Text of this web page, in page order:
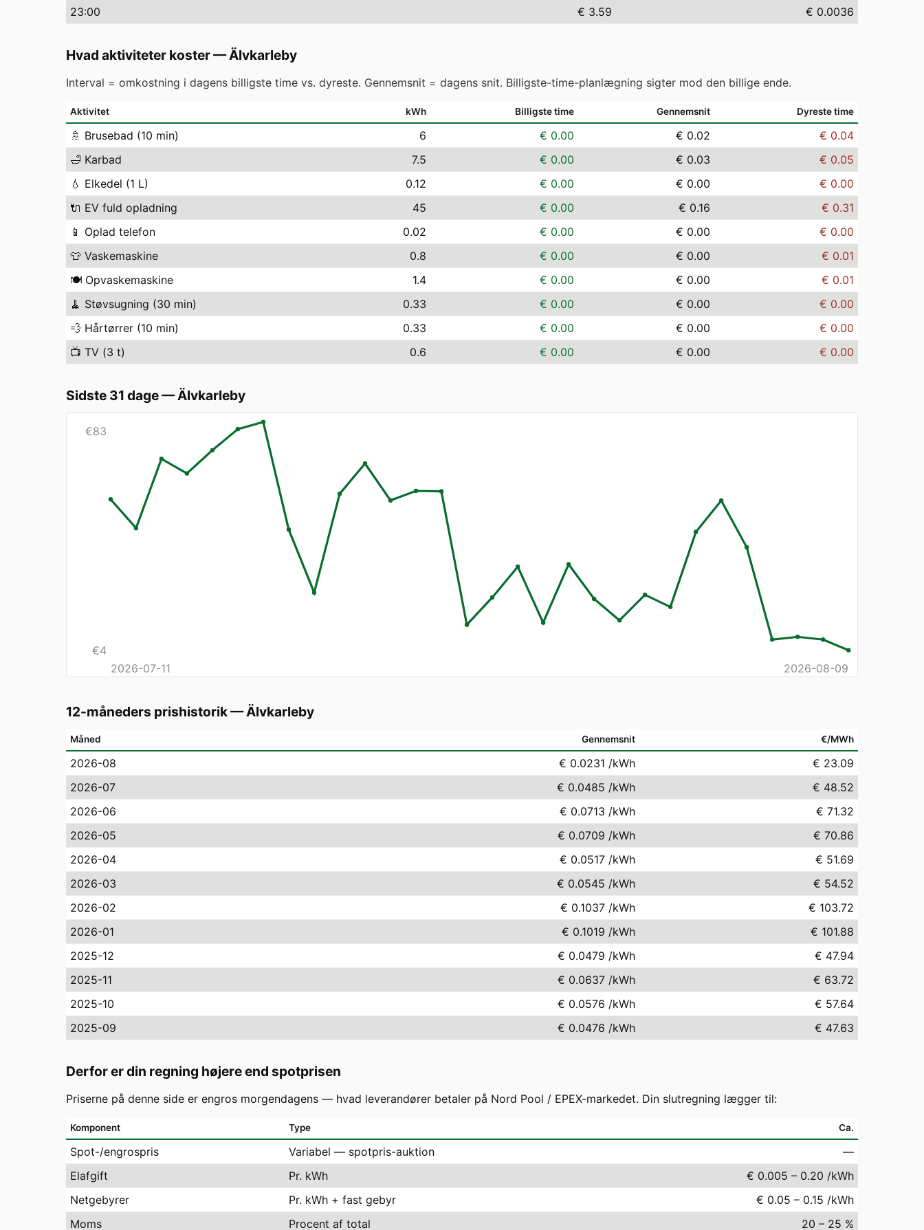
23:00 € 3.59 € 0.0036
Hvad aktiviteter koster—Älvkarleby
Interval = omkostning i dagens billigste time vs. dyreste. Gennemsnit = dagens snit. Billigste-time-planlægning sigter mod den billige ende.
Aktivitet kWh Billigste time Gennemsnit Dyreste time
🚿 Brusebad (10 min) 6 € 0.00 € 0.02
€ 0.04
🛁 Karbad 7.5 € 0.00 € 0.03
€ 0.05
💧 Elkedel (1 L) 0.12 € 0.00 € 0.00
€ 0.00
🔌 EV fuld opladning 45 € 0.00 € 0.16
€ 0.31
📱 Oplad telefon 0.02 € 0.00 € 0.00
€ 0.00
👕 Vaskemaskine 0.8 € 0.00 € 0.00
€ 0.01
🍽️ Opvaskemaskine 1.4 € 0.00 € 0.00
€ 0.01
🧹 Støvsugning (30 min) 0.33 € 0.00 € 0.00
€ 0.00
💨 Hårtørrer (10 min) 0.33 € 0.00 € 0.00
€ 0.00
📺 TV (3 t) 0.6 € 0.00 € 0.00 € 0.00
Sidste 31 dage—Älvkarleby
€83
€4
2026-07-11
2026-08-09
12-måneders prishistorik—Älvkarleby
Måned Gennemsnit €/MWh
2026-08 € 0.0231 /kWh
€ 23.09
2026-07
€ 0.0485 /kWh
€ 48.52
2026-06
€ 0.0713 /kWh
€ 71.32
2026-05
€ 0.0709 /kWh
€ 70.86
2026-04
€ 0.0517 /kWh
€ 51.69
2026-03
€ 0.0545 /kWh
€ 54.52
2026-02
€ 0.1037 /kWh
€ 103.72
2026-01
€ 0.1019 /kWh
€ 101.88
2025-12
€ 0.0479 /kWh
€ 47.94
2025-11
€ 0.0637 /kWh
€ 63.72
2025-10
€ 0.0576 /kWh
€ 57.64
2025-09
€ 0.0476 /kWh € 47.63
Derfor er din regning højere end spotprisen
Priserne på denne side er engros morgendagens — hvad leverandører betaler på Nord Pool / EPEX-markedet. Din slutregning lægger til:
Komponent Type Ca.
Spot-/engrospris Variabel — spotpris-auktion
—
Elafgift
Pr. kWh
€ 0.005 – 0.20 /kWh
Netgebyrer
Pr. kWh + fast gebyr
€ 0.05 – 0.15 /kWh
Moms
Procent af total 20 – 25 %